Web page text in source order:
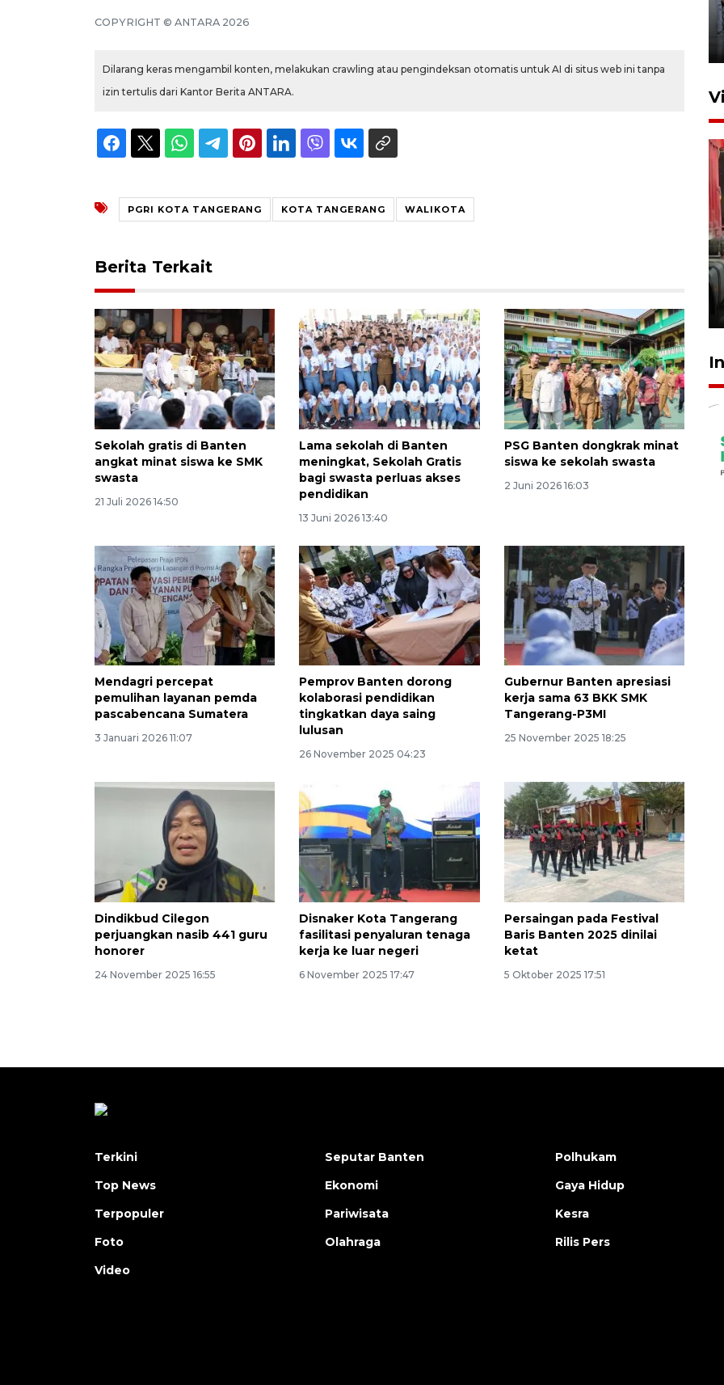
COPYRIGHT © ANTARA 2026
Dilarang keras mengambil konten, melakukan crawling atau pengindeksan otomatis untuk AI di situs web ini tanpa
izin tertulis dari Kantor Berita ANTARA.
PGRI KOTA TANGERANG KOTA TANGERANG WALIKOTA
Berita Terkait
Sekolah gratis di Banten
angkat minat siswa ke SMK
swasta
21 Juli 2026 14:50
Lama sekolah di Banten
meningkat, Sekolah Gratis
bagi swasta perluas akses
pendidikan
13 Juni 2026 13:40
PSG Banten dongkrak minat
siswa ke sekolah swasta
2 Juni 2026 16:03
Mendagri percepat
pemulihan layanan pemda
pascabencana Sumatera
3 Januari 2026 11:07
Pemprov Banten dorong
kolaborasi pendidikan
tingkatkan daya saing
lulusan
26 November 2025 04:23
Gubernur Banten apresiasi
kerja sama 63 BKK SMK
Tangerang-P3MI
25 November 2025 18:25
Dindikbud Cilegon
perjuangkan nasib 441 guru
honorer
24 November 2025 16:55
Disnaker Kota Tangerang
fasilitasi penyaluran tenaga
kerja ke luar negeri
6 November 2025 17:47
Persaingan pada Festival
Baris Banten 2025 dinilai
ketat
5 Oktober 2025 17:51
31 Juli 2026 17:40
Awas penipuan berbasis AI
2026-08-07 13:45:00
Terkini
Top News
Terpopuler
Foto
Video
Seputar Banten
Ekonomi
Pariwisata
Olahraga
Polhukam
Gaya Hidup
Kesra
Rilis Pers